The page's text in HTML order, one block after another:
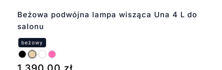
Beżowa podwójna lampa wisząca Una 4 L do
salonu